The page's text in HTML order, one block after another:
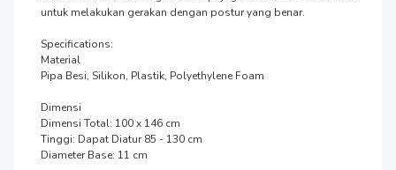
untuk melakukan gerakan dengan postur yang benar.
Specifications:
Material
Pipa Besi, Silikon, Plastik, Polyethylene Foam
Dimensi
Dimensi Total: 100 x 146 cm
Tinggi: Dapat Diatur 85 - 130 cm
Diameter Base: 11 cm